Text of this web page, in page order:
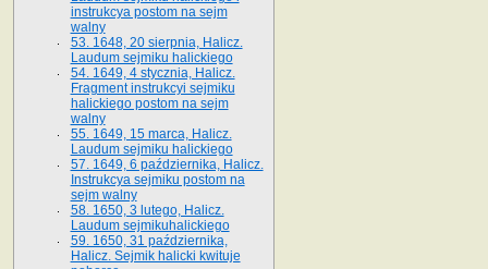
instrukcya postom na sejm
walny
53. 1648, 20 sierpnia, Halicz.
Laudum sejmiku halickiego
54. 1649, 4 stycznia, Halicz.
Fragment instrukcyi sejmiku
halickiego postom na sejm
walny
55. 1649, 15 marca, Halicz.
Laudum sejmiku halickiego
57. 1649, 6 października, Halicz.
Instrukcya sejmiku postom na
sejm walny
58. 1650, 3 lutego, Halicz.
Laudum sejmikuhalickiego
59. 1650, 31 października,
Halicz. Sejmik halicki kwituje